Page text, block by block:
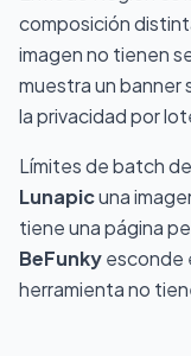
composición
imagen no tienen
muestra un banner
la privacidad por
Límites de batch
Lunapicuna
tiene una página
BeFunkyesconde
herramienta no